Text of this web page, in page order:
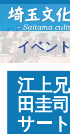
イベン
江上
田圭
サート